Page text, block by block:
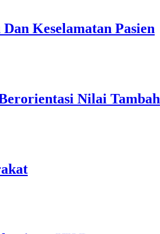
Keselamatan Pasien
Nilai Tambah